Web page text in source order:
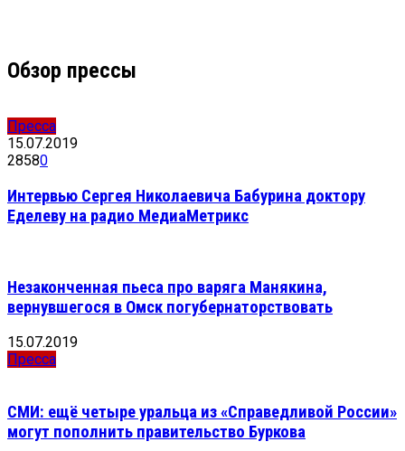
Обзор прессы
Пресса
15.07.2019
28580
Интервью Сергея Николаевича Бабурина доктору
Еделеву на радио МедиаМетрикс
Незаконченная пьеса про варяга Манякина,
вернувшегося в Омск погубернаторствовать
15.07.2019
Пресса
СМИ: ещё четыре уральца из «Справедливой России»
могут пополнить правительство Буркова